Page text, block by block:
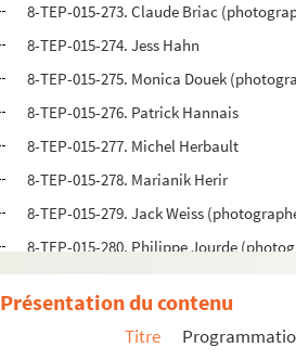
8-TEP-015-273. Claude Briac
8-TEP-015-274. Jess Hahn
8-TEP-015-275. Monica Douek
8-TEP-015-276. Patrick Hannais
8-TEP-015-277. Michel Herbault
8-TEP-015-278. Marianik Herir
8-TEP-015-279. Jack Weiss
8-TEP-015-280. Philippe Jourde
8-TEP-015-281. Jany Holt
4-TDP-03850. Maurice Horgues
8-TEP-015-282. Catherine Houlette
Présentation du contenu
Titre